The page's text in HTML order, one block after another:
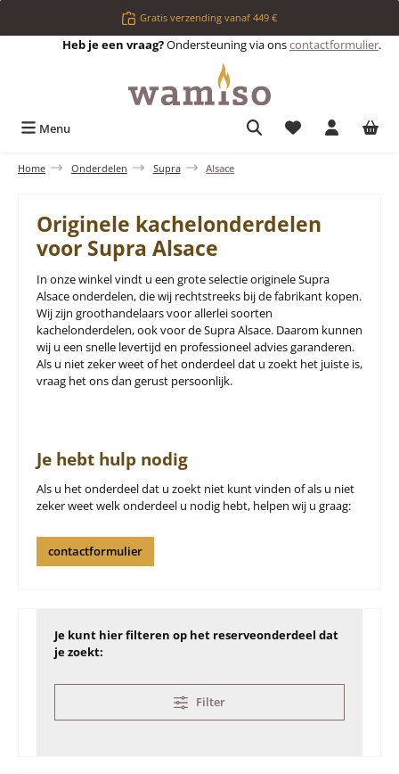
Ga naar de hoofdinhoudGratis verzending vanaf 449 €
Heb je een vraag?Ondersteuning via onscontactformulier.
Menu Je hebt 0 items
Home Onderdelen Supra Alsace
Originele kachelonderdelen
voor Supra Alsace
In onze winkel vindt u een grote selectie originele Supra
Alsace onderdelen, die wij rechtstreeks bij de fabrikant kopen.
Wij zijn groothandelaars voor allerlei soorten
kachelonderdelen, ook voor de Supra Alsace. Daarom kunnen
wij u een snelle levertijd en professioneel advies garanderen.
Als u niet zeker weet of het onderdeel dat u zoekt het juiste is,
vraag het ons dan gerust persoonlijk.
Je hebt hulp nodig
Als u het onderdeel dat u zoekt niet kunt vinden of als u niet
zeker weet welk onderdeel u nodig hebt, helpen wij u graag:
contactformulier
Je kunt hier filteren op het reserveonderdeel dat
je zoekt:
Filter